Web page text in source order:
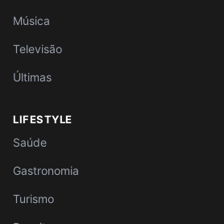
Música
Televisão
Últimas
LIFESTYLE
Saúde
Gastronomia
Turismo